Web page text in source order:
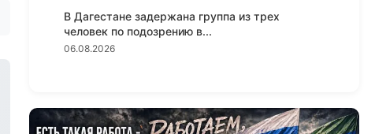
В Дагестане задержана группа из трех
человек по подозрению в...
06.08.2026